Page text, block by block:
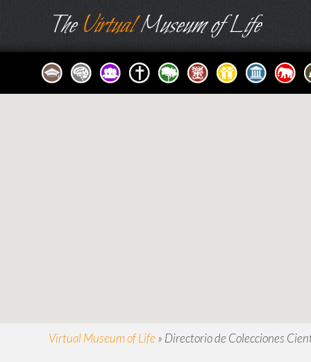
TheVirtualMuseum of Life
Virtual Museum of Life » Directorio de Colecciones